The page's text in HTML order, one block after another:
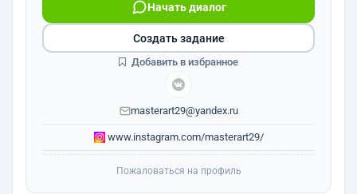
Начать диалог
masterart29@yandex.ru
www.instagram.com/masterart29/
Создать задание
Добавить в избранное
Пожаловаться на профиль